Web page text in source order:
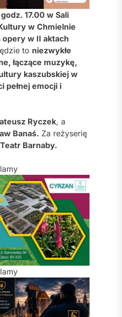
17.00 w Sali
w Chmielnie
w II aktach
to niezwykłe
łączące muzykę,
kaszubskiej w
pełnej emocji i
Ryczek, a
Banaś. Za reżyserię
Teatr Barnaby.